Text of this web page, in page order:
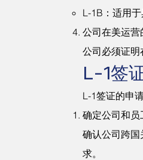
L-1B：适用
公司在美运营
公司必须证明
L-1签
L-1签证的申
确定公司和
确认公司跨
求。